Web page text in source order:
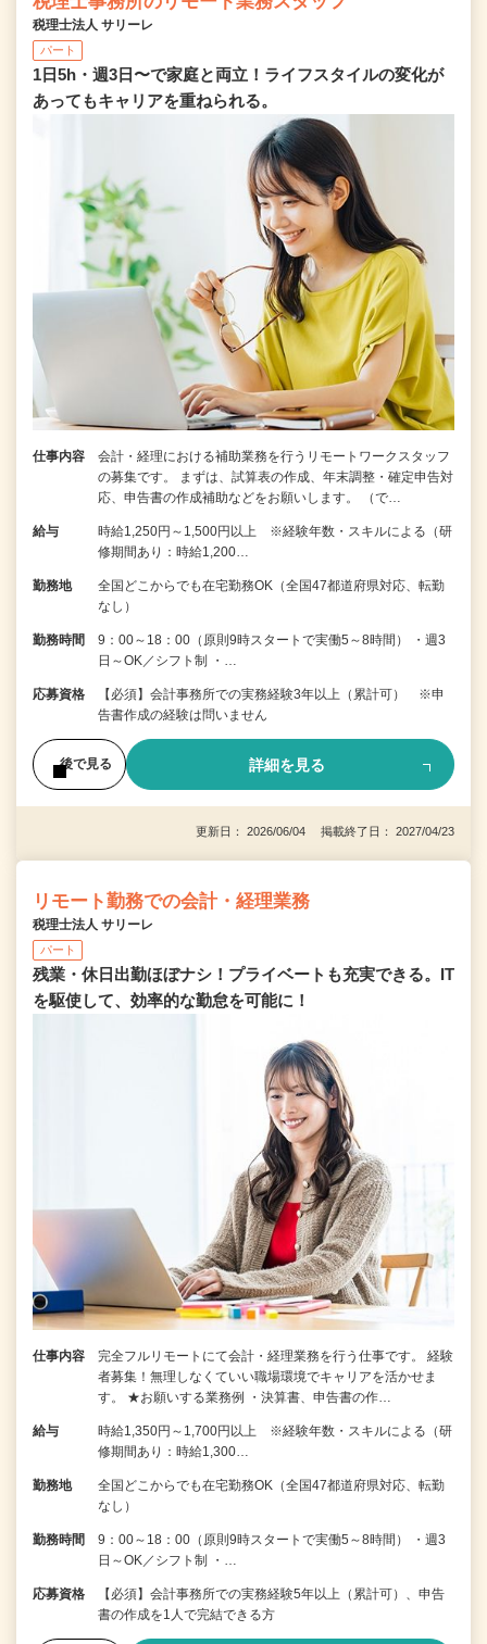
税理士法人 サリーレ
パート
1日5h・週3日〜で家庭と両立！ライフスタイルの変化が
あってもキャリアを重ねられる。
仕事内容
会計・経理における補助業務を行うリモートワークスタッフ
の募集です。 まずは、試算表の作成、年末調整・確定申告対
応、申告書の作成補助などをお願いします。 （で…
給与
時給1,250円～1,500円以上 ※経験年数・スキルによる（研
修期間あり：時給1,200…
勤務地
全国どこからでも在宅勤務OK（全国47都道府県対応、転勤
なし）
勤務時間
9：00～18：00（原則9時スタートで実働5～8時間） ・週3
日～OK／シフト制 ・…
応募資格
【必須】会計事務所での実務経験3年以上（累計可） ※申
告書作成の経験は問いません
後で見る 詳細を見る
更新日： 2026/06/04 掲載終了日： 2027/04/23
リモート勤務での会計・経理業務
税理士法人 サリーレ
パート
残業・休日出勤ほぼナシ！プライベートも充実できる。IT
を駆使して、効率的な勤怠を可能に！
仕事内容
完全フルリモートにて会計・経理業務を行う仕事です。 経験
者募集！無理しなくていい職場環境でキャリアを活かせま
す。 ★お願いする業務例 ・決算書、申告書の作…
給与
時給1,350円～1,700円以上 ※経験年数・スキルによる（研
修期間あり：時給1,300…
勤務地
全国どこからでも在宅勤務OK（全国47都道府県対応、転勤
なし）
勤務時間
9：00～18：00（原則9時スタートで実働5～8時間） ・週3
日～OK／シフト制 ・…
応募資格
【必須】会計事務所での実務経験5年以上（累計可）、申告
書の作成を1人で完結できる方